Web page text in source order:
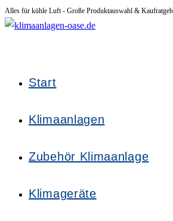
Zum
Inhalt
Alles für kühle Luft - Große Produktauswahl &
Start
Klimaanlagen
Zubehör Klimaanlage
Klimageräte